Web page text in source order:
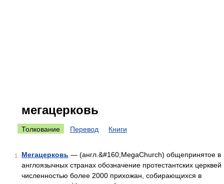
мегацерковь
Толкование Перевод Книги
1 Мегацерковь — (англ.&#160;MegaChurch) общепринятое в
англоязычных странах обозначение протестантских церквей
численностью более 2000 прихожан, собирающихся в